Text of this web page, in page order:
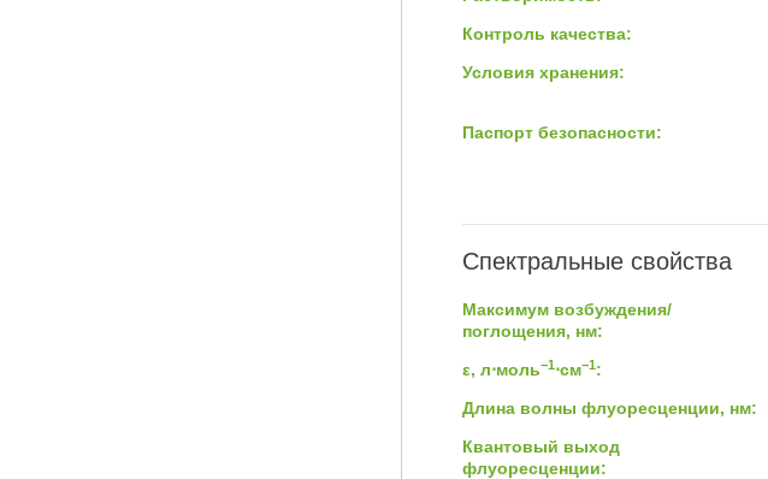
Контроль качества:
Условия хранения:
Паспорт безопасности:
Спектральные свойства
Максимум возбуждения/
поглощения, нм:
ε, л⋅моль−1⋅см−1:
Длина волны флуоресценции, нм:
Квантовый выход
флуоресценции: